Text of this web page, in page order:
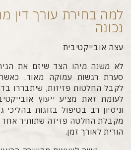
למה בחירת עורך דין
נכונה
עצה אובייקטיבית
לא משנה מיהו הצד שיזם את
סערת רגשות עמוקה מאוד.
לקבל החלטות פזיזות, שיתבררו
לעומת זאת מציע ייעוץ
וניסיון רב בטיפול בזוגות בהליכי
מקבלת החלטה פזיזה שתותיר אחד
הורית לאורך זמן.